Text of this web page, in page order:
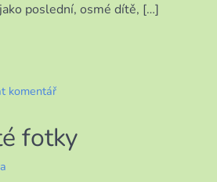
poslední, osmé dítě, […]
komentář
maminka
fotky